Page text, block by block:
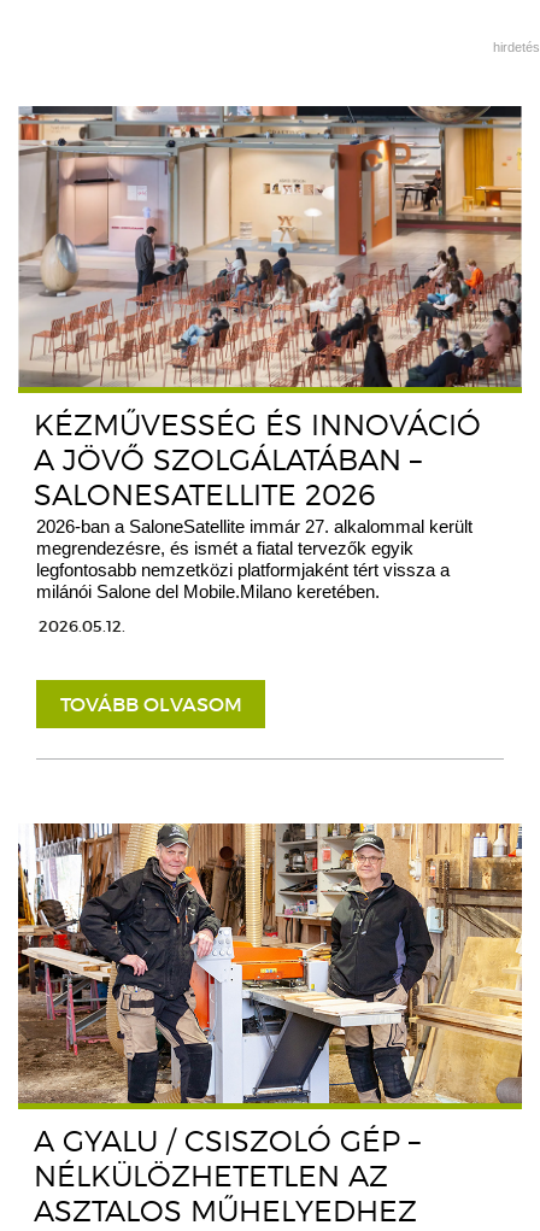
hirdetés
KÉZMŰVESSÉG ÉS INNOVÁCIÓ
A JÖVŐ SZOLGÁLATÁBAN –
SALONESATELLITE 2026
2026-ban a SaloneSatellite immár 27. alkalommal került
megrendezésre, és ismét a fiatal tervezők egyik
legfontosabb nemzetközi platformjaként tért vissza a
milánói Salone del Mobile.Milano keretében.
2026.05.12.
TOVÁBB OLVASOM
A GYALU / CSISZOLÓ GÉP –
NÉLKÜLÖZHETETLEN AZ
ASZTALOS MŰHELYEDHEZ